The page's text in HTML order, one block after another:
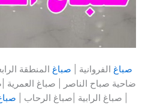
صباغ الفروانية | صباغ المنطقة
ضاحية صباح الناصر | صباغ العمرية
| صباغ الرابية |صباغ الرحاب |